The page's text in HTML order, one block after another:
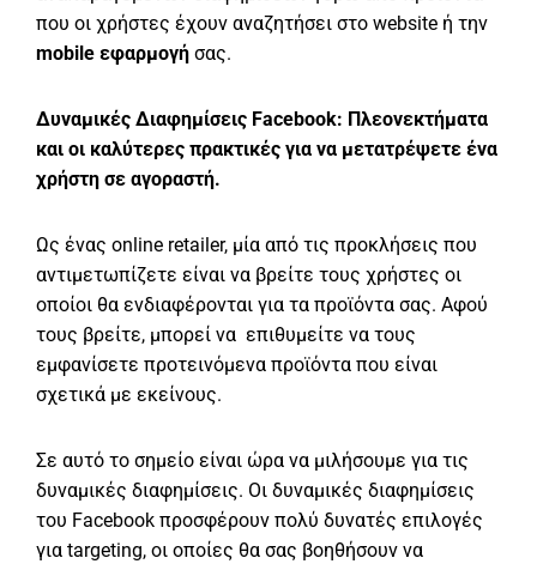
που οι χρήστες έχουν αναζητήσει στο website ή την
mobile εφαρμογή σας.
Δυναμικές Διαφημίσεις Facebook: Πλεονεκτήματα
και οι καλύτερες πρακτικές για να μετατρέψετε ένα
χρήστη σε αγοραστή.
Ως ένας online retailer, μία από τις προκλήσεις που
αντιμετωπίζετε είναι να βρείτε τους χρήστες οι
οποίοι θα ενδιαφέρονται για τα προϊόντα σας. Αφού
τους βρείτε, μπορεί να επιθυμείτε να τους
εμφανίσετε προτεινόμενα προϊόντα που είναι
σχετικά με εκείνους.
Σε αυτό το σημείο είναι ώρα να μιλήσουμε για τις
δυναμικές διαφημίσεις. Οι δυναμικές διαφημίσεις
του Facebook προσφέρουν πολύ δυνατές επιλογές
για targeting, οι οποίες θα σας βοηθήσουν να